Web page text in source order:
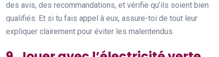
des avis, des recommandations, et vérifie qu’ils soient bien
qualifiés. Et si tu fais appel à eux, assure-toi de tout leur
expliquer clairement pour éviter les malentendus.